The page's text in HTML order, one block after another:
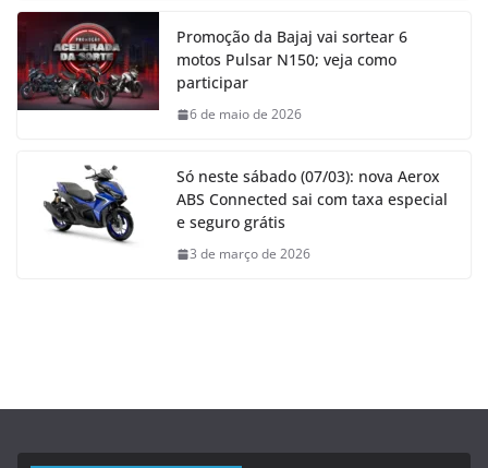
Promoção da Bajaj vai sortear 6
motos Pulsar N150; veja como
participar
6 de maio de 2026
Só neste sábado (07/03): nova Aerox
ABS Connected sai com taxa especial
e seguro grátis
3 de março de 2026